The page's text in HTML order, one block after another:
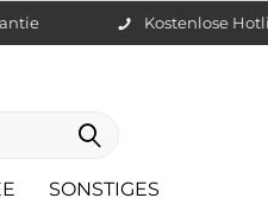
Kostenlose
SONSTIGES